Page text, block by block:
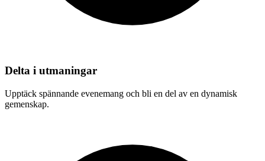
Delta i utmaningar
Upptäck spännande evenemang och bli en del av en dynamisk
gemenskap.